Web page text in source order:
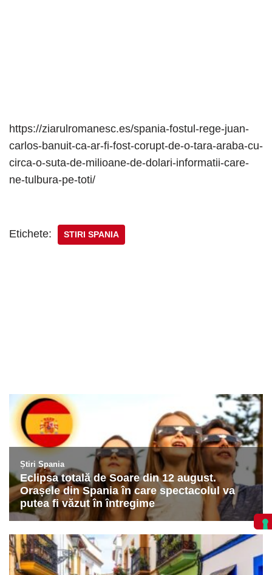
https://ziarulromanesc.es/spania-fostul-rege-juan-
carlos-banuit-ca-ar-fi-fost-corupt-de-o-tara-araba-cu-
circa-o-suta-de-milioane-de-dolari-informatii-care-
ne-tulbura-pe-toti/
Etichete: STIRI SPANIA